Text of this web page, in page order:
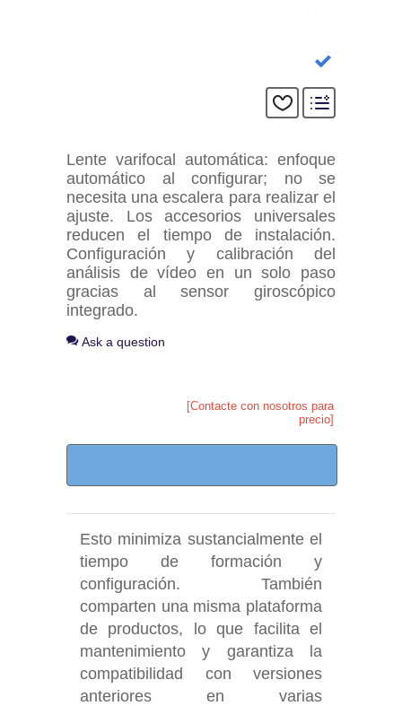
Lente varifocal automática: enfoque
automático al configurar; no se
necesita una escalera para realizar el
ajuste. Los accesorios universales
reducen el tiempo de instalación.
Configuración y calibración del
análisis de vídeo en un solo paso
gracias al sensor giroscópico
integrado.
Ask a question
[Contacte con nosotros para
precio]
Esto minimiza sustancialmente el
tiempo de formación y
configuración. También
comparten una misma plataforma
de productos, lo que facilita el
mantenimiento y garantiza la
compatibilidad con versiones
anteriores en varias